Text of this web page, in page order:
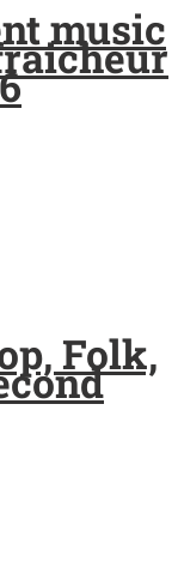
music
Folk,